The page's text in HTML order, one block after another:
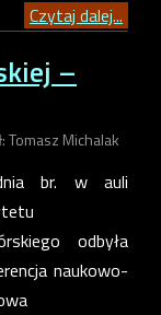
Czytaj dalej...
–
Tomasz Michalak
br. w auli
odbyła
naukowo-